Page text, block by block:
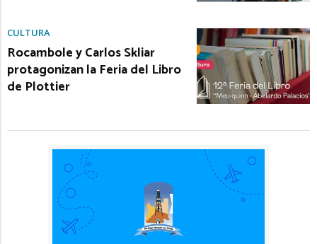
CULTURA
Rocambole y Carlos Skliar
protagonizan la Feria del Libro
de Plottier